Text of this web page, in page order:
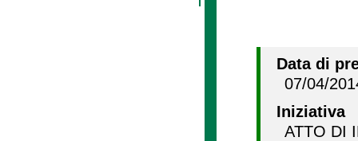
Data di
07/04/
Iniziativa
ATTO DI